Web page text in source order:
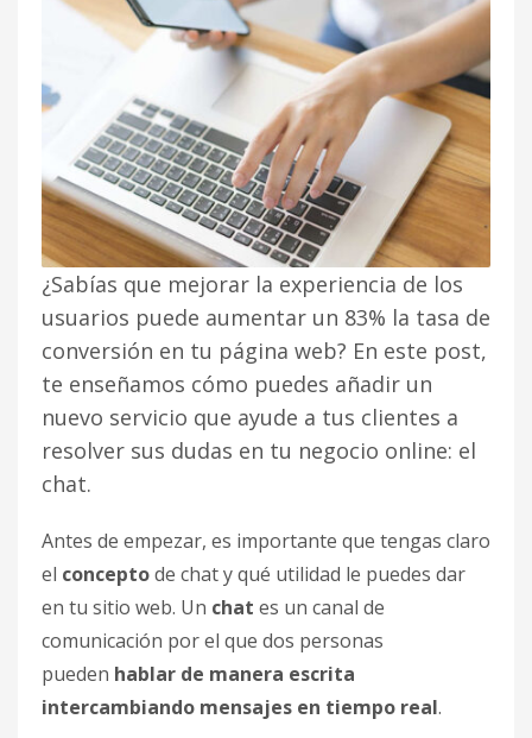
¿Sabías que mejorar la experiencia de los
usuarios puede aumentar un 83% la tasa de
conversión en tu página web? En este post,
te enseñamos cómo puedes añadir un
nuevo servicio que ayude a tus clientes a
resolver sus dudas en tu negocio online: el
chat.
Antes de empezar, es importante que tengas claro
el conceptode chat y qué utilidad le puedes dar
en tu sitio web. Un chat es un canal de
comunicación por el que dos personas
pueden hablar de manera escrita
intercambiando mensajes en tiempo real.